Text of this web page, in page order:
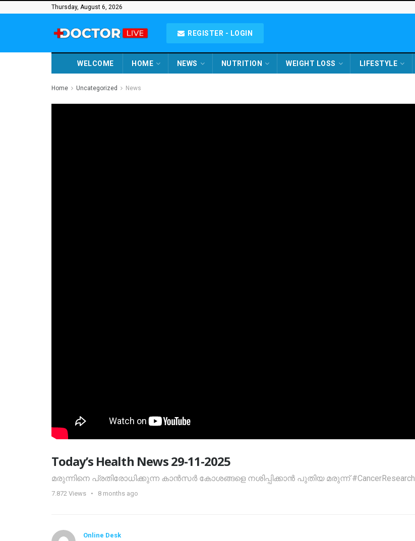
Thursday, August 6, 2026
REGISTER - LOGIN
WELCOME HOME NEWS NUTRITION WEIGHT LOSS LIFESTYLE
Home Uncategorized News
Today’s Health News 29-11-2025
മരുന്നിനെ പ്രതിരോധിക്കുന്ന കാൻസർ കോശങ്ങളെ നശിപ്പിക്കാൻ പുതിയ മരുന്ന് #CancerResearch
7.872 Views 8 months ago
Online Desk